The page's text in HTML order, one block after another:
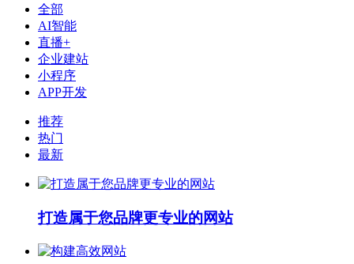
全部
AI智能
直播+
企业建站
小程序
APP开发
推荐
热门
最新
打造属于您品牌更专业的网站